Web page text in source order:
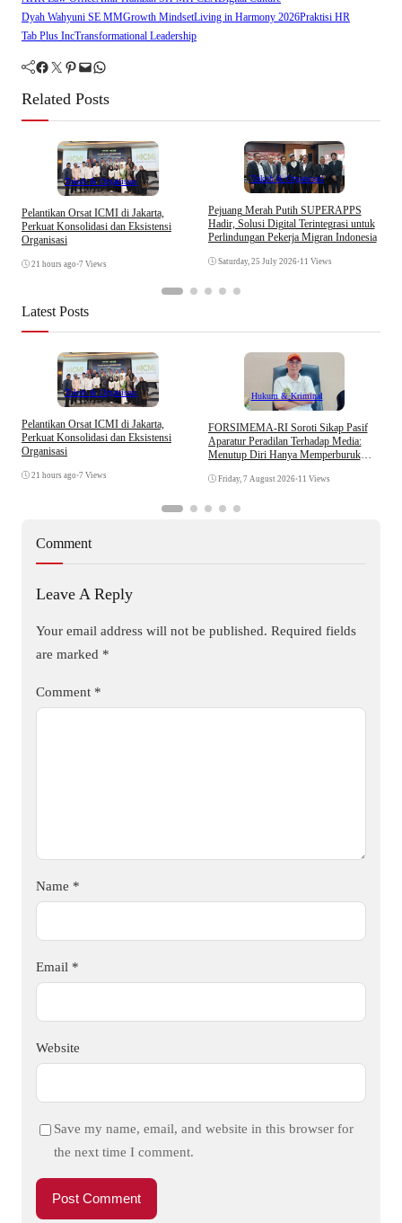
Dyah Wahyuni SE MMGrowth MindsetLiving in Harmony 2026Praktisi HR
Tab Plus IncTransformational Leadership
Facebook Twitter Pinterest Mail WhatsApp
Related Posts
Tokoh & Organisasi
Pelantikan Orsat ICMI di Jakarta,
Perkuat Konsolidasi dan Eksistensi
Organisasi
21 hours ago •7 Views
Tokoh & Organisasi
Pejuang Merah Putih SUPERAPPS
Hadir, Solusi Digital Terintegrasi untuk
Perlindungan Pekerja Migran Indonesia
Saturday, 25 July 2026•11 Views
Latest Posts
Tokoh & Organisasi
Pelantikan Orsat ICMI di Jakarta,
Perkuat Konsolidasi dan Eksistensi
Organisasi
21 hours ago •7 Views
Hukum & Kriminal
​FORSIMEMA-RI Soroti Sikap Pasif
Aparatur Peradilan Terhadap Media:
Menutup Diri Hanya Memperburuk
Friday, 7 August 2026•11 Views
Comment
Leave A Reply
Your email address will not be published. Required fields
are marked *
Comment *
Name *
Email *
Website
Save my name, email, and website in this browser for
the next time I comment.